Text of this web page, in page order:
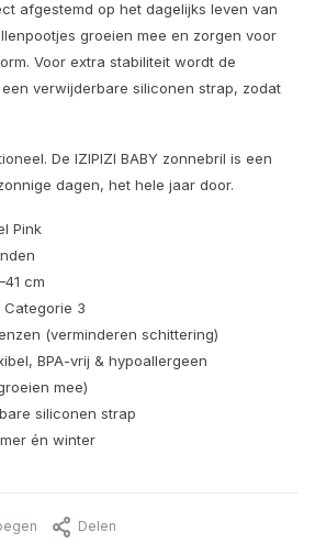
afgestemd op het dagelijks leven van
groeien mee en zorgen voor
Voor extra stabiliteit wordt de
verwijderbare siliconen strap, zodat
De IZIPIZI BABY zonnebril is een
dagen, het hele jaar door.
Pink
cm
Categorie 3
(verminderen schittering)
BPA-vrij & hypoallergeen
mee)
siliconen strap
én winter
Delen